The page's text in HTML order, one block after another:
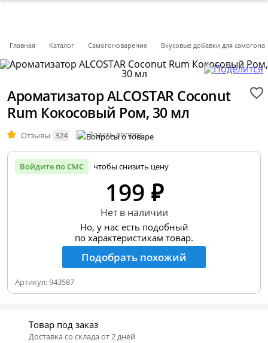
Главная Каталог Самогоноварение Вкусовые добавки для самогона
Ароматизатор ALCOSTAR Coconut
Rum Кокосовый Ром, 30 мл
Отзывы 324 Задать вопрос
Войдите по СМС чтобы снизить цену
199 ₽
Нет в наличии
Но, у нас есть подобный
по характеристикам товар.
Подобрать похожий
Артикул:943587
Товар под заказ
Доставка со склада от 2 дней